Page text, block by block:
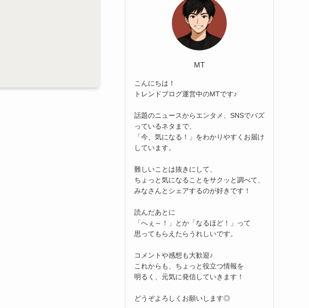
MT
こんにちは！
トレンドブログ運営中のMTです♪
話題のニュースからエンタメ、SNSでバズ
っているネタまで、
「今、気になる！」をわかりやすくお届け
しています。
難しいことは抜きにして、
ちょっと気になることをサクッと調べて、
みなさんとシェアするのが好きです！
読んだあとに
「へぇ～！」とか「なるほど！」って
思ってもらえたらうれしいです。
コメントや感想も大歓迎♪
これからも、ちょっと役立つ情報を
明るく、元気に発信していきます！
どうぞよろしくお願いします◎